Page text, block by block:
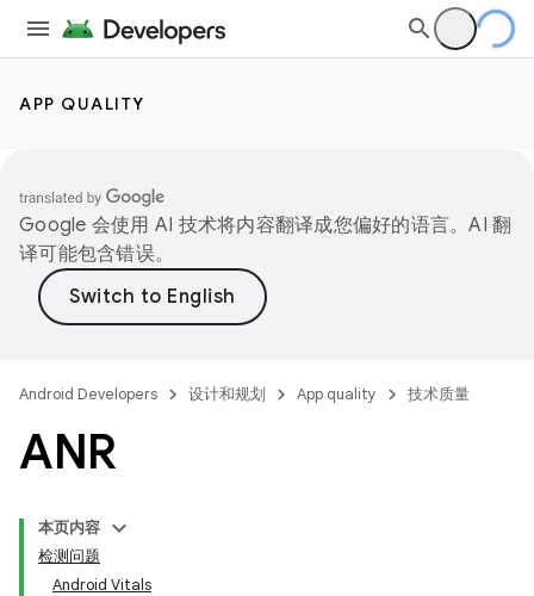
APP QUALITY
Google 会使用 AI 技术将内容翻译成您偏好的语言。AI 翻
译可能包含错误。
Android Developers 设计和规划 App quality 技术质量
ANR
本页内容
检测问题
Android Vitals